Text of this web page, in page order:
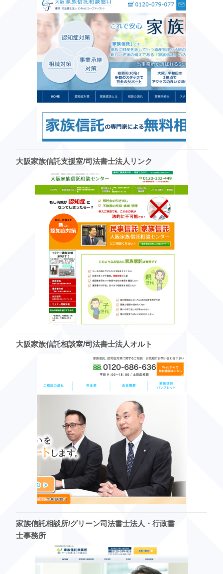
大阪家族信託支援室/司法書士法人リンク
大阪家族信託相談室/司法書士法人オルト
家族信託相談所/グリーン司法書士法人・行政書
士事務所